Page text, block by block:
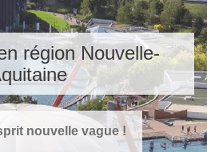
région Nouvelle-
nouvelle vague !